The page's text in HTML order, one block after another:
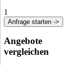
1
Anfrage starten ->
Angebote
vergleichen